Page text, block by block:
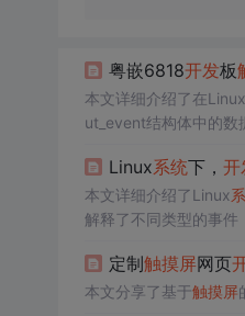
粤嵌6818开发板
本文详细介绍了在
ut_event结构体中的数
Linux系统下， 开
本文详细介绍了Linux
解释了不同类型的事件
定制触摸屏网页
本文分享了基于触摸屏